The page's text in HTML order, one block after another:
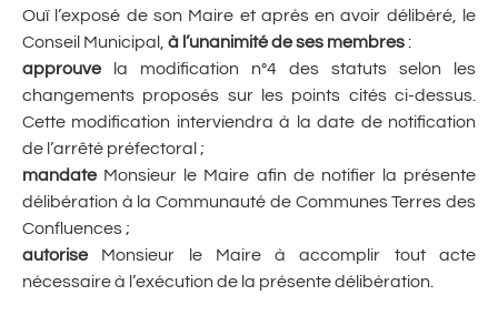
Ouï l’exposé de son Maire et après en avoir délibéré, le
Conseil Municipal, à l’unanimité de ses membres:
approuvela modification n°4 des statuts selon les
changements proposés sur les points cités ci-dessus.
Cette modification interviendra à la date de notification
de l’arrêté préfectoral ;
mandateMonsieur le Maire afin de notifier la présente
délibération à la Communauté de Communes Terres des
Confluences ;
autoriseMonsieur le Maire à accomplir tout acte
nécessaire à l’exécution de la présente délibération.